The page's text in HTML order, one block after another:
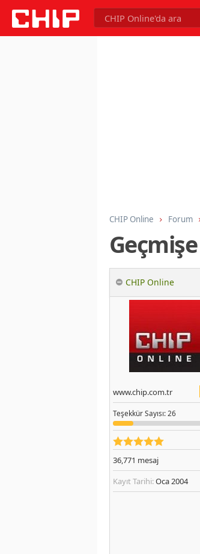
CHIP Online Forum
CHIP Online
www.chip.com.tr
TeşekkürSayısı: 26
36,771 mesaj
Kayıt Tarihi:Oca 2004